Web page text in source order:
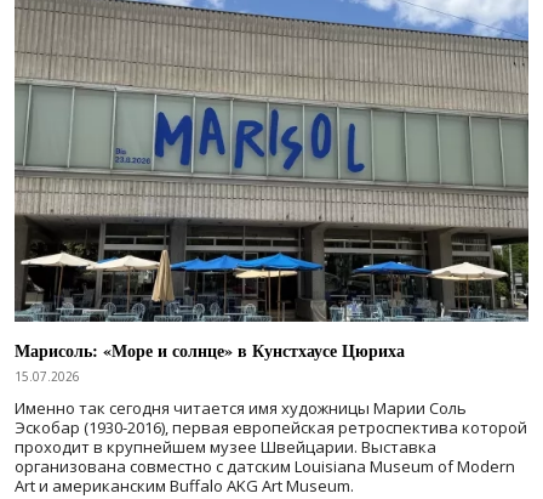
Марисоль: «Море и солнце» в Кунстхаусе Цюриха
15.07.2026
Именно так сегодня читается имя художницы Марии Соль
Эскобар (1930-2016), первая европейская ретроспектива которой
проходит в крупнейшем музее Швейцарии. Выставка
организована совместно с датским Louisiana Museum of Modern
Art и американским Buffalo AKG Art Museum.